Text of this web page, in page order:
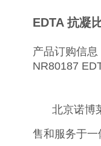
EDTA 抗凝
产品订购信息
NR80187
北京诺博
售和服务于